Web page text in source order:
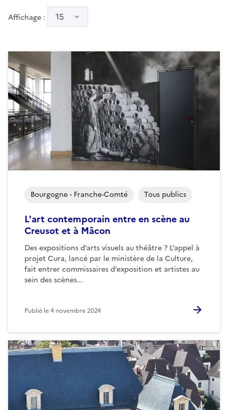
Affichage : 15
L'art contemporain entre en scène au
Creusot et à Mâcon
Des expositions d’arts visuels au théâtre ? L’appel à
projet Cura, lancé par le ministère de la Culture,
fait entrer commissaires d’exposition et artistes au
sein des scènes...
Bourgogne - Franche-Comté Tous publics
Publié le4 novembre 2024